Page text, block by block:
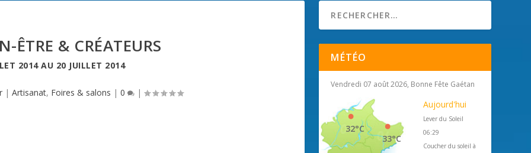
ÊTRE & CRÉATEURS
2014AU 20 JUILLET 2014
|Artisanat, Foires & salons |0 |
MÉTÉO
Vendredi 07 août 2026, Bonne Fête Gaétan
33°C
32°C
Aujourd'hui
Lever du Soleil
06:29
Coucher du soleil à